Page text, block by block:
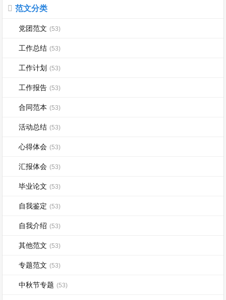
范文分类
党团范文 (53)
工作总结 (53)
工作计划 (53)
工作报告 (53)
合同范本 (53)
活动总结 (53)
心得体会 (53)
汇报体会 (53)
毕业论文 (53)
自我鉴定 (53)
自我介绍 (53)
其他范文 (53)
专题范文 (53)
中秋节专题 (53)